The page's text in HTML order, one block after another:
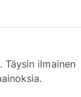
Täysin ilmainen